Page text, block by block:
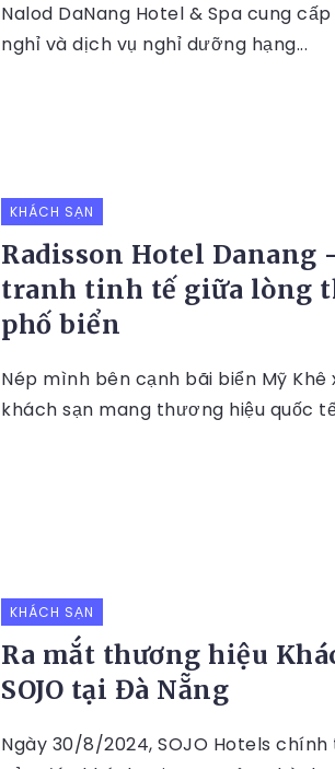
Nalod DaNang Hotel & Spa cung
nghỉ và dịch vụ nghỉ dưỡng hạng...
KHÁCH SẠN
Radisson Hotel Danang
tranh tinh tế giữa lòng
phố biển
Nép mình bên cạnh bãi biển Mỹ Khê
khách sạn mang thương hiệu quốc
KHÁCH SẠN
Ra mắt thương hiệu
SOJO tại Đà Nẵng
Ngày 30/8/2024, SOJO Hotels